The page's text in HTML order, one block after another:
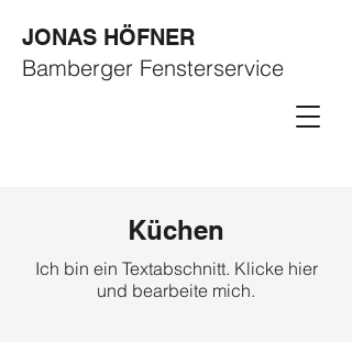
JONAS HÖFNER
Bamberger Fensterservice
Küchen
Ich bin ein Textabschnitt. Klicke hier
und bearbeite mich.